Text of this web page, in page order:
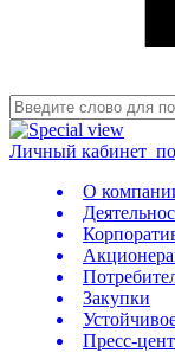
Личный кабинет
О
Закупки
Пресс-